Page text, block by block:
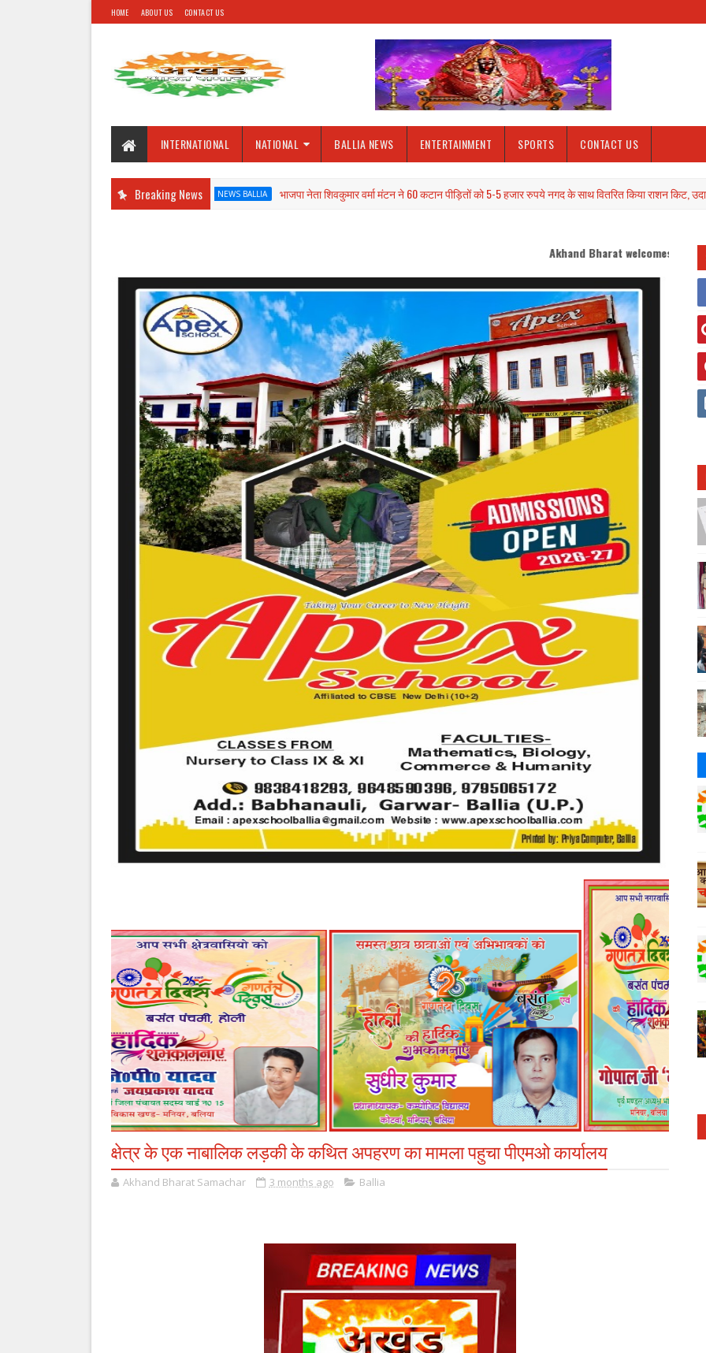
HOME ABOUT US CONTACT US
INTERNATIONAL NATIONAL BALLIA NEWS ENTERTAINMENT SPORTS CONTACT US
Breaking News
NEWS BALLIA भाजपा नेता शिवकुमार वर्मा मंटन ने 60 कटान पीड़ितों को 5-5 हजार रुपये नगद के साथ वितरित किया राशन किट, उदारता देख
Akhand Bharat welcomes you
क्षेत्र के एक नाबालिक लड़की के कथित अपहरण का मामला पहुचा पीएमओ कार्यालय
Akhand Bharat Samachar 3 months ago Ballia